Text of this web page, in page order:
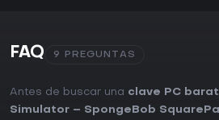
FAQ 9 PREGUNTAS
Antes de buscar una clave PC
Simulator – SpongeBob